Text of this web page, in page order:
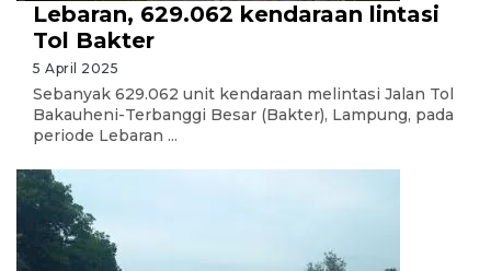
Lebaran, 629.062 kendaraan lintasi
Tol Bakter
5 April 2025
Sebanyak 629.062 unit kendaraan melintasi Jalan Tol
Bakauheni-Terbanggi Besar (Bakter), Lampung, pada
periode Lebaran ...